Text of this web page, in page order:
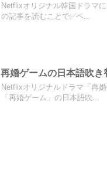
Netflixオリジナル韓国ドラマ
の記事を読むことで✅ペ...
再婚ゲームの日本語吹
Netflixオリジナルドラマ「再
「再婚ゲーム」の日本語吹...